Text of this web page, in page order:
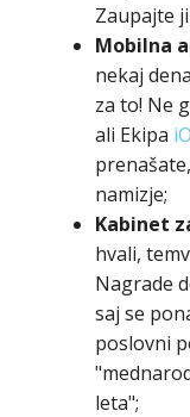
Zaupajte
Mobilna
nekaj
za to! Ne
ali Ekipa
namizje;
Kabinet
hvali,
Nagrade
saj se
poslovni
leta";